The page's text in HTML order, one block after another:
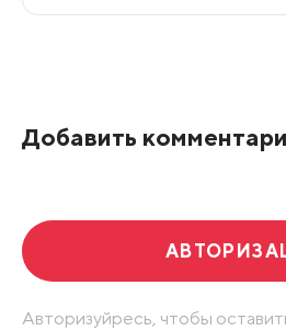
Добавить
Авторизуйресь, чтобы